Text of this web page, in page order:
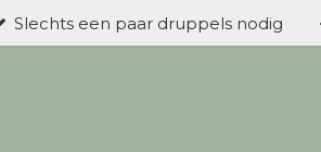
Slechts een paar druppels nodig